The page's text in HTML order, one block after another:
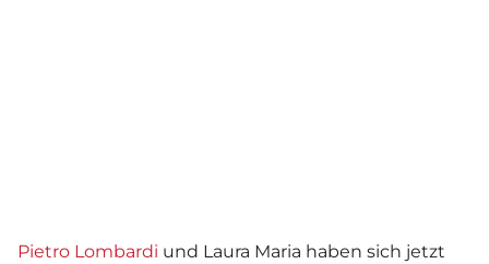
Pietro Lombardi und Laura Maria haben sich jetzt